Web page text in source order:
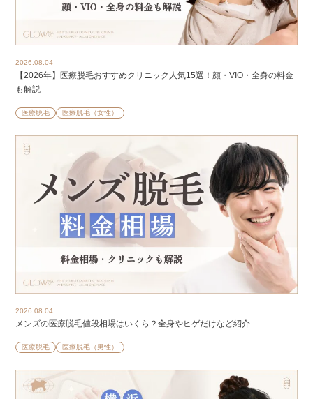
2026.08.04
【2026年】医療脱毛おすすめクリニック人気15選！顔・VIO・全身の料金
も解説
医療脱毛 医療脱毛（女性）
2026.08.04
メンズの医療脱毛値段相場はいくら？全身やヒゲだけなど紹介
医療脱毛 医療脱毛（男性）